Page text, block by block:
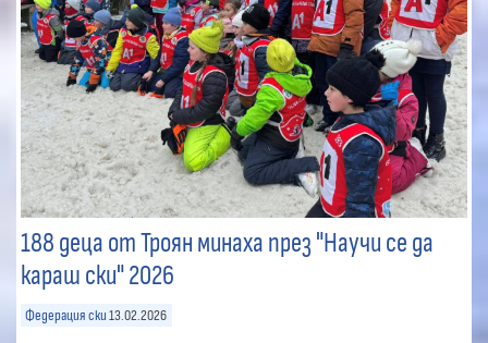
188 деца от Троян минаха през "Научи се да
караш ски" 2026
Федерация ски 13.02.2026